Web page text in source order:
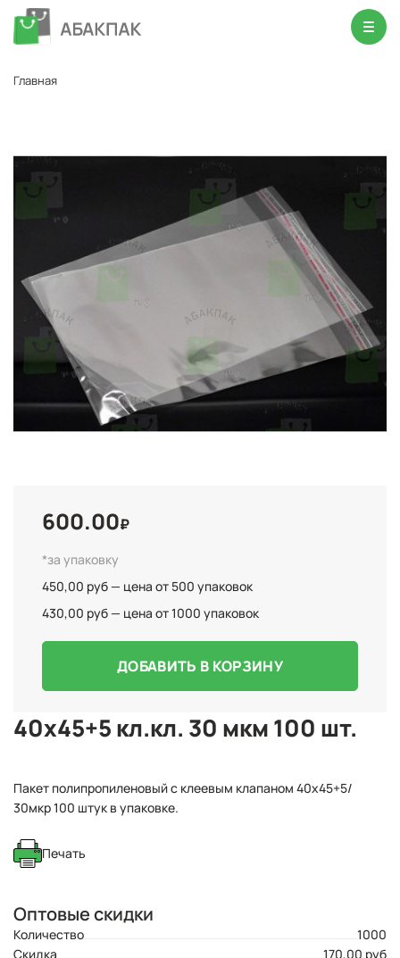
Главная
40x45+5 кл.кл. 30 мкм 100 шт.
Пакет полипропиленовый с клеевым клапаном 40x45+5/
30мкр 100 штук в упаковке.
Печать
Оптовые скидки
Количество
1000
Скидка
170,00 руб
600.00₽
*за упаковку
450,00 руб — цена от 500 упаковок
430,00 руб — цена от 1000 упаковок
ДОБАВИТЬ В КОРЗИНУ